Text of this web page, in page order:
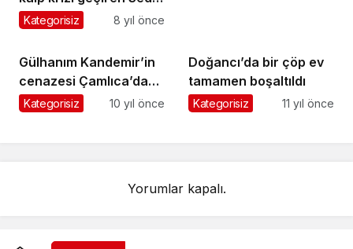
Öztürk hayatını
Kategorisiz 8 yıl önce
Gülhanım Kandemir’in
cenazesi Çamlıca’da
toprağa verildi
Kategorisiz 10 yıl önce
Doğancı’da bir çöp ev
tamamen boşaltıldı
Kategorisiz 11 yıl önce
Yorumlar kapalı.